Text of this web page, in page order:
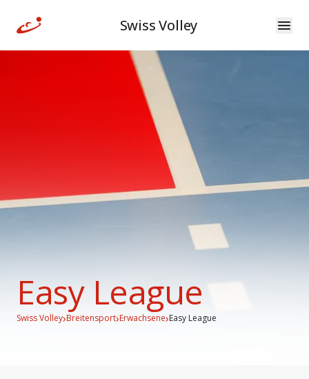
Swiss Volley
Easy League
Swiss Volley›Breitensport›Erwachsene›Easy League